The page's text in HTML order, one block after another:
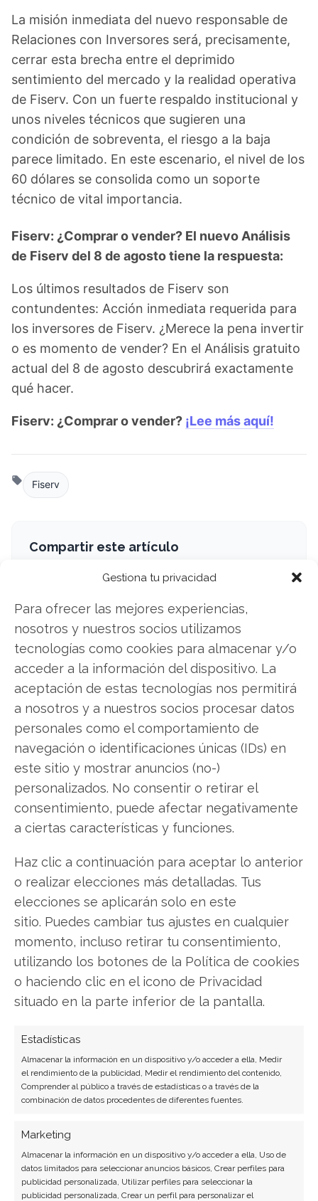
Gestiona tu privacidad
Para ofrecer las mejores experiencias,
nosotros y nuestros socios utilizamos
tecnologías como cookies para almacenar y/o
acceder a la información del dispositivo. La
aceptación de estas tecnologías nos permitirá
a nosotros y a nuestros socios procesar datos
personales como el comportamiento de
navegación o identificaciones únicas (IDs) en
este sitio y mostrar anuncios (no-)
personalizados. No consentir o retirar el
consentimiento, puede afectar negativamente
a ciertas características y funciones.
Haz clic a continuación para aceptar lo anterior
o realizar elecciones más detalladas. Tus
elecciones se aplicarán solo en este
sitio. Puedes cambiar tus ajustes en cualquier
momento, incluso retirar tu consentimiento,
utilizando los botones de la Política de cookies
o haciendo clic en el icono de Privacidad
situado en la parte inferior de la pantalla.
Estadísticas
Almacenar la información en un dispositivo y/o acceder a ella, Medir
el rendimiento de la publicidad, Medir el rendimiento del contenido,
Comprender al público a través de estadísticas o a través de la
combinación de datos procedentes de diferentes fuentes.
Marketing
Almacenar la información en un dispositivo y/o acceder a ella, Uso de
datos limitados para seleccionar anuncios básicos, Crear perfiles para
publicidad personalizada, Utilizar perfiles para seleccionar la
publicidad personalizada, Crear un perfil para personalizar el
La misión inmediata del nuevo responsable de
Relaciones con Inversores será, precisamente,
cerrar esta brecha entre el deprimido
sentimiento del mercado y la realidad operativa
de Fiserv. Con un fuerte respaldo institucional y
unos niveles técnicos que sugieren una
condición de sobreventa, el riesgo a la baja
parece limitado. En este escenario, el nivel de los
60 dólares se consolida como un soporte
técnico de vital importancia.
Fiserv: ¿Comprar o vender? El nuevo Análisis
de Fiserv del 8 de agosto tiene la respuesta:
Los últimos resultados de Fiserv son
contundentes: Acción inmediata requerida para
los inversores de Fiserv. ¿Merece la pena invertir
o es momento de vender? En el Análisis gratuito
actual del 8 de agosto descubrirá exactamente
qué hacer.
Fiserv: ¿Comprar o vender? ¡Lee más aquí!
Fiserv
Compartir este artículo
Twitter
Facebook
LinkedIn
Copiar enlace
SOBRE EL AUTOR
Miguel Ángel Torres Díaz
Periodista de tecnología especializado en
videojuegos, realidad virtual y tendencias de
consumo digital. Más de 10 años cubriendo la
industria tecnológica española.
Ver todos los artículos →